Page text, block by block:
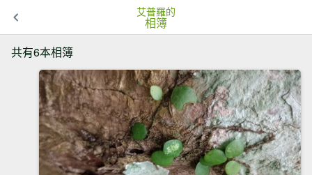
艾普羅的
相簿
共有6本相簿